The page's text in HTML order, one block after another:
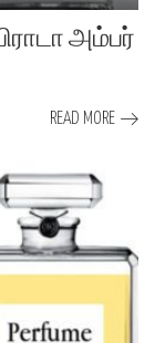
அம்பர்
READ MORE